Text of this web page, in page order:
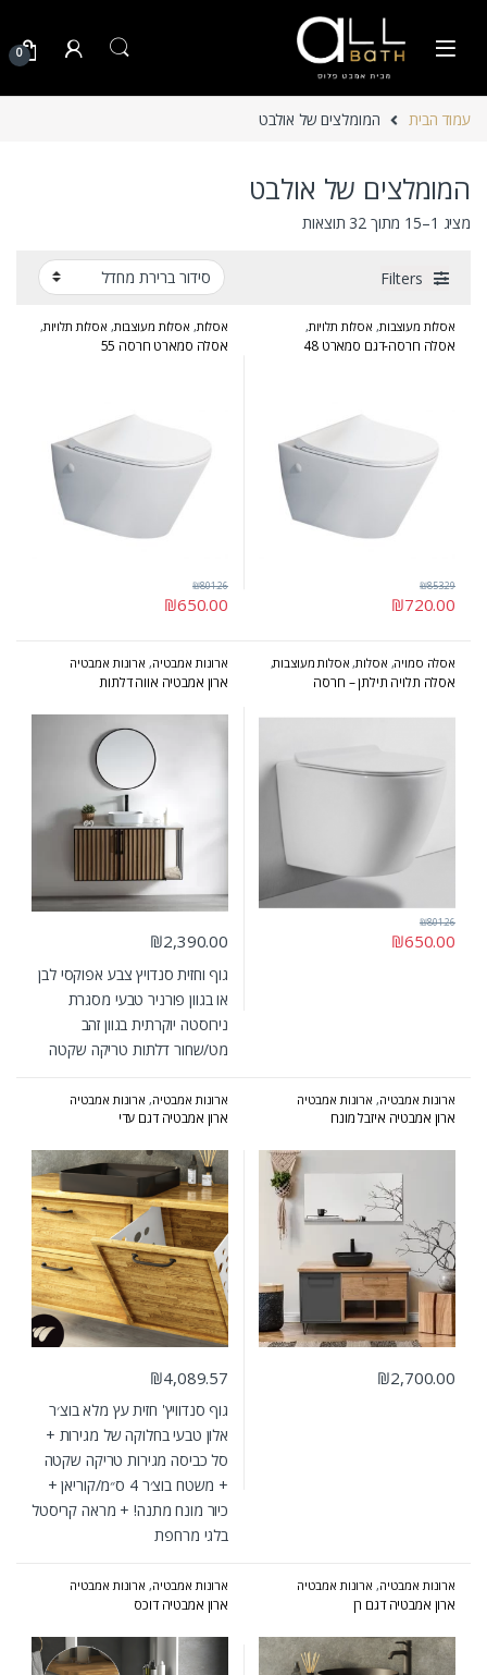
0
עמוד הבית המומלצים של אולבט
המומלצים של אולבט
מציג 1–15 מתוך 32 תוצאות
Filters
אסלות מעוצבות, אסלות תלויות,
המומלצים של אולבט
אסלה חרסה-דגם סמארט 48
₪720.00
₪853.29
אסלות, אסלות מעוצבות, אסלות תלויות,
המומלצים של אולבט
אסלה סמארט חרסה 55
₪650.00
₪801.26
אסלה סמויה, אסלות, אסלות מעוצבות,
אסלות תלויות המומלצים של אולבט
אסלה תלויה תילתן – חרסה
₪650.00
₪801.26
ארונות אמבטיה, ארונות אמבטיה
ארונות אמבטיה מרחפים
המומלצים של אולבט
ארון אמבטיה אווה דלתות
₪2,390.00
גוף וחזית סנדויץ צבע אפוקסי לבן
או בגוון פורניר טבעי מסגרת
נירוסטה יוקרתית בגוון זהב
מט/שחור דלתות טריקה שקטה
ארונות אמבטיה, ארונות אמבטיה
עומדים,המומלצים של אולבט
ארון אמבטיה איזבל מונח
₪2,700.00
ארונות אמבטיה, ארונות אמבטיה
מעוצבים,ארונות אמבטיה מרחפים
ארונות אמבטיה קולקציית 2024-2025
ארון אמבטיה דגם עדי
₪4,089.57
גוף סנדוויץ' חזית עץ מלא בוצ׳ר
אלון טבעי בחלוקה של מגירות +
סל כביסה מגירות טריקה שקטה
+ משטח בוצ׳ר 4 ס״מ/קוריאן +
כיור מונח מתנה! + מראה קריסטל
בלגי מרחפת
ארונות אמבטיה, ארונות אמבטיה
מעוצבים,ארונות אמבטיה מרחפים
ארונות אמבטיה קולקציית 2024-2025
ארון אמבטיה דגם רן
ארונות אמבטיה, ארונות אמבטיה
מעוצבים,ארונות אמבטיה מרחפים
ארונות אמבטיה קולקציית 2024-2025
ארון אמבטיה דוכס